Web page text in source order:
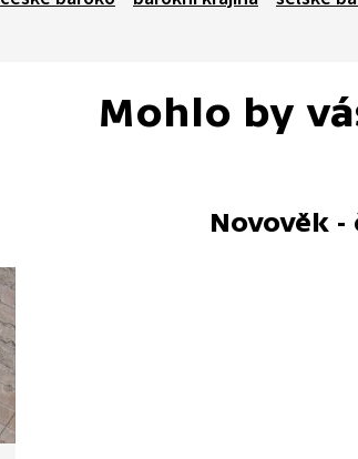
Mohlo by
Novověk -